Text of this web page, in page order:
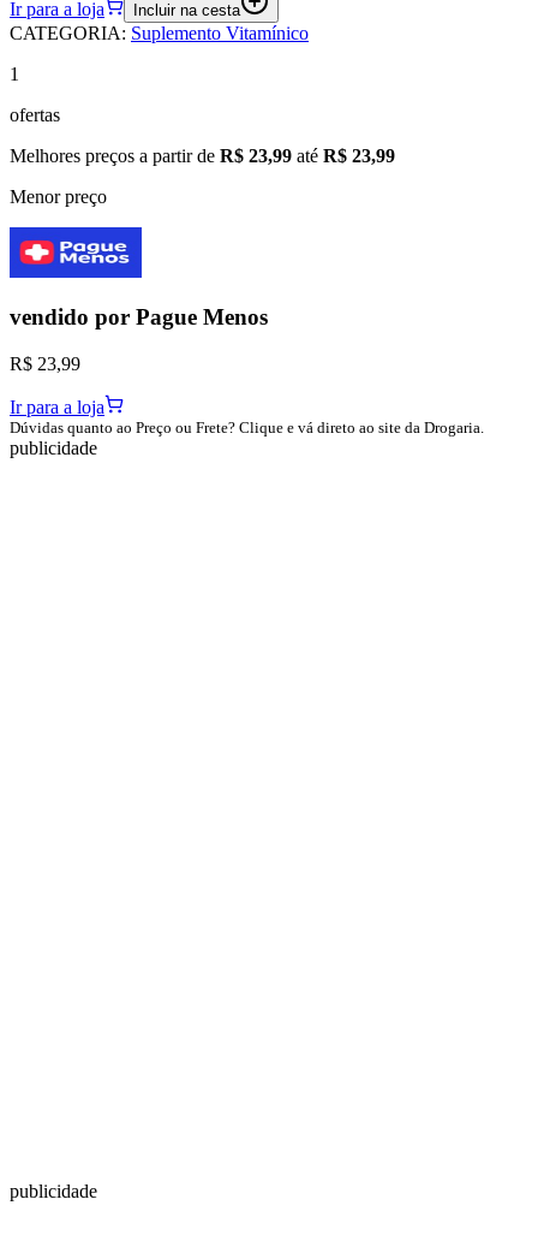
Ir para a loja Incluir na cesta
CATEGORIA: Suplemento Vitamínico
1
ofertas
Melhores preços a partir de R$ 23,99 até R$ 23,99
Menor preço
vendido por Pague Menos
R$ 23,99
Ir para a loja
Dúvidas quanto ao Preço ou Frete? Clique e vá direto ao site da Drogaria.
publicidade
publicidade